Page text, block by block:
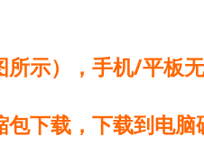
示），手机/平板无
下载，下载到电脑